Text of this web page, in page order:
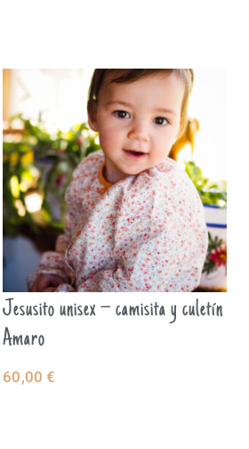
Jesusito unisex – camisita y culetín
Amaro
60,00€